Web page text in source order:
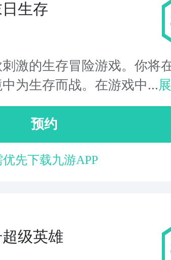
生存
激的生存冒险游戏。你将
为生存而战。在游戏中...
预约
优先下载九游APP
级英雄